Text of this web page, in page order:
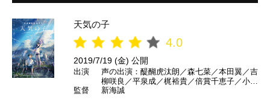
天気の子
4.0
2019/7/19 (金) 公開
出演
声の出演：醍醐虎汰朗／森七菜／本田翼／吉
柳咲良／平泉成／梶裕貴／倍賞千恵子／小栗
旬 ほか
監督 新海誠